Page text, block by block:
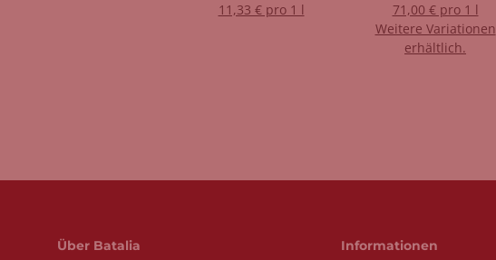
11,33 € pro 1 l
71,00 € pro 1 l
Weitere Variationen
erhältlich.
Über Batalia Informationen